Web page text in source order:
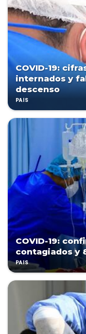
COVID-19:
internados y
descenso
PAÍS
COVID-19:
contagiados y
PAÍS